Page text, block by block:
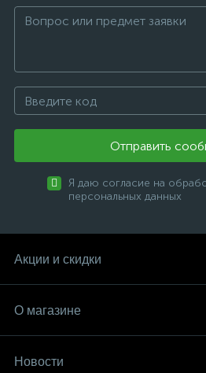
Отправить
Я даю согласие на
персональных данных
Акции и скидки
О магазине
Новости